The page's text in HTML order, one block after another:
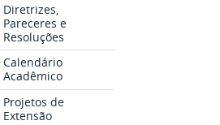
Diretrizes,
Pareceres e
Resoluções
Calendário
Acadêmico
Projetos de
Extensão